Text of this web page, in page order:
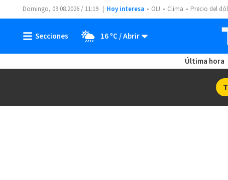
Domingo, 09.08.2026 / 11:19 Hoy interesa OIJ Clima Precio del
16 ºC
Última hora